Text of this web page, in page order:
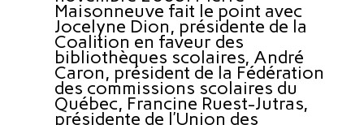
Maisonneuve fait le point avec
Jocelyne Dion, présidente de la
Coalition en faveur des
bibliothèques scolaires, André
Caron, président de la Fédération
des commissions scolaires du
Québec, Francine Ruest-Jutras,
présidente de l’Union des